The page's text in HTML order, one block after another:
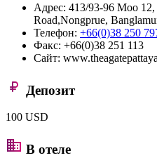
Адрес: 413/93-96 Moo 12,
Road,Nongprue,
Телефон: +66(0)38 250
Факс: +66(0)38 251 113
Сайт:
Депозит
100 USD
В отеле